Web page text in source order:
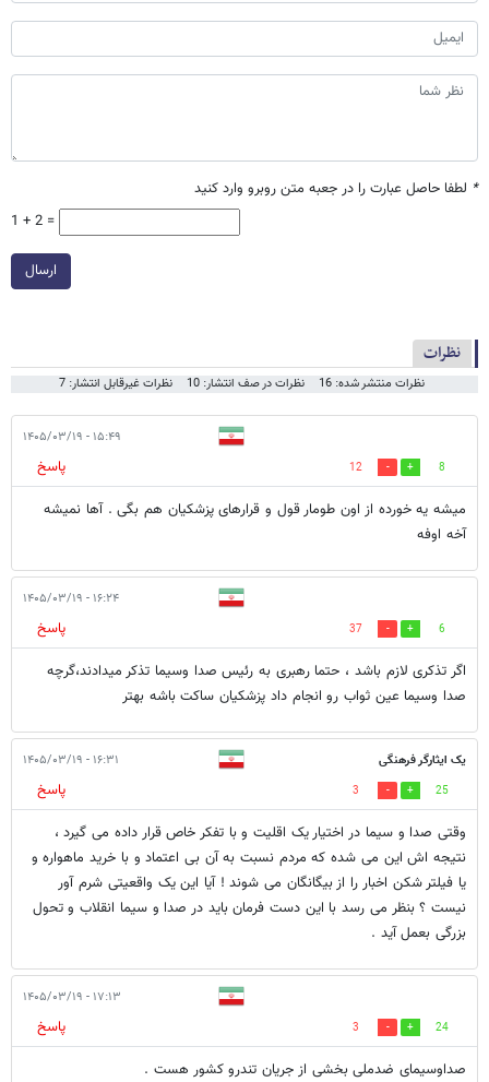
* لطفا حاصل عبارت را در جعبه متن روبرو وارد کنید
1 + 2 =
ارسال
نظرات
نظرات منتشر شده: 16 نظرات در صف انتشار: 10 نظرات غیرقابل انتشار: 7
۱۵:۴۹ - ۱۴۰۵/۰۳/۱۹
8
12
پاسخ
میشه یه خورده از اون طومار قول و قرارهای پزشکیان هم بگی . آها نمیشه
آخه اوفه
۱۶:۲۴ - ۱۴۰۵/۰۳/۱۹
6
37
پاسخ
اگر تذکری لازم باشد ، حتما رهبری به رئیس صدا وسیما تذکر میدادند،گرچه
صدا وسیما عین ثواب رو انجام داد پزشکیان ساکت باشه بهتر
یک ایثارگر فرهنگی ۱۶:۳۱ - ۱۴۰۵/۰۳/۱۹
25
3
پاسخ
وقتی صدا و سیما در اختیار یک اقلیت و با تفکر خاص قرار داده می گیرد ،
نتیجه اش این می شده که مردم نسبت به آن بی اعتماد و با خرید ماهواره و
یا فیلتر شکن اخبار را از بیگانگان می شوند ! آیا این یک واقعیتی شرم آور
نیست ؟ بنظر می رسد با این دست فرمان باید در صدا و سیما انقلاب و تحول
بزرگی بعمل آید .
۱۷:۱۳ - ۱۴۰۵/۰۳/۱۹
24
3
پاسخ
صداوسیمای ضدملی بخشی از جریان تندرو کشور هست .